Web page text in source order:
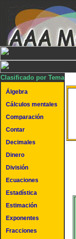
Clasificado por Tema
Álgebra
Cálculos mentales
Comparación
Contar
Decimales
Dinero
División
Ecuaciones
Estadística
Estimación
Exponentes
Fracciones